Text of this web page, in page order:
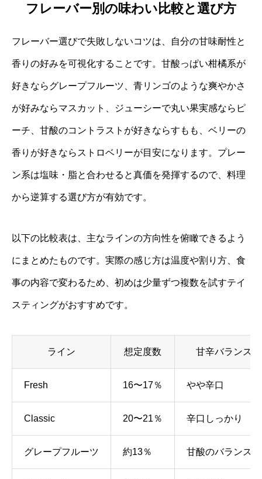
フレーバー別の味わい比較と選び方
フレーバー選びで失敗しないコツは、自分の甘味耐性と
香りの好みを可視化することです。甘酸っぱい柑橘系が
好きならグレープフルーツ、青リンゴのような爽やかさ
が好みならマスカット、ジューシーで丸い果実感ならピ
ーチ、甘酸のコントラストが好きならすもも、ベリーの
香りが好きならストロベリーが目安になります。プレー
ン系は塩味・脂と合わせると真価を発揮するので、料理
から逆算する選び方が有効です。
以下の比較表は、主なラインの方向性を俯瞰できるよう
にまとめたものです。実際の感じ方は温度や割り方、食
事の内容で変わるため、初めは少量ずつ複数を試すテイ
スティングがおすすめです。
ライン 想定度数 甘辛バランス
Fresh 16〜17％ やや辛口
Classic 20〜21％ 辛口しっかり
グレープフルーツ 約13％ 甘酸のバランス良